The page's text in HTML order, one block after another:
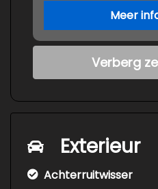
Meer
Verberg
Exterieur
Achterruitwisser